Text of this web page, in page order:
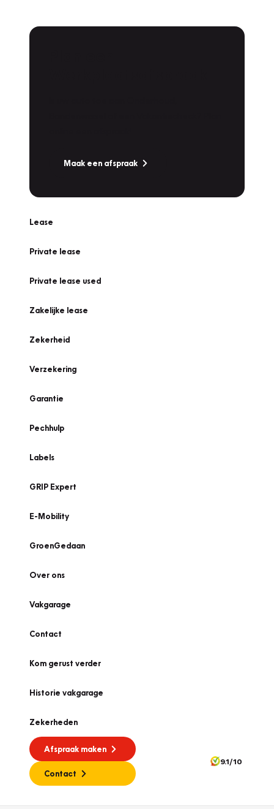
Maak een afspraak
Lease
Private lease
Private lease used
Zakelijke lease
Zekerheid
Verzekering
Garantie
Pechhulp
Labels
GRIP Expert
E-Mobility
GroenGedaan
Over ons
Vakgarage
Contact
Kom gerust verder
Historie vakgarage
Zekerheden
Afspraak maken
Contact
9.1/10